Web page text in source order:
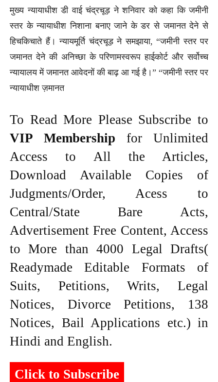
मुख्य न्यायाधीश डी वाई चंद्रचूड़ ने शनिवार को कहा कि जमीनी
स्तर के न्यायाधीश निशाना बनाए जाने के डर से जमानत देने से
हिचकिचाते हैं। न्यायमूर्ति चंद्रचूड़ ने समझाया, “जमीनी स्तर पर
जमानत देने की अनिच्छा के परिणामस्वरूप हाईकोर्ट और सर्वोच्च
न्यायालय में जमानत आवेदनों की बाढ़ आ गई है।” “जमीनी स्तर पर
न्यायाधीश ज़मानत
To Read More Please Subscribe to
VIP Membership for Unlimited
Access to All the Articles,
Download Available Copies of
Judgments/Order, Acess to
Central/State Bare Acts,
Advertisement Free Content, Access
to More than 4000 Legal Drafts(
Readymade Editable Formats of
Suits, Petitions, Writs, Legal
Notices, Divorce Petitions, 138
Notices, Bail Applications etc.) in
Hindi and English.
Click to Subscribe